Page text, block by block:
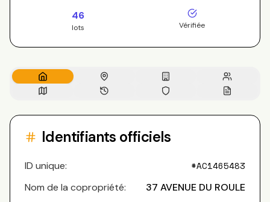
46
lots Vérifiée
Identifiants officiels
ID unique: #AC1465483
Nom de la copropriété:
37 AVENUE DU ROULE